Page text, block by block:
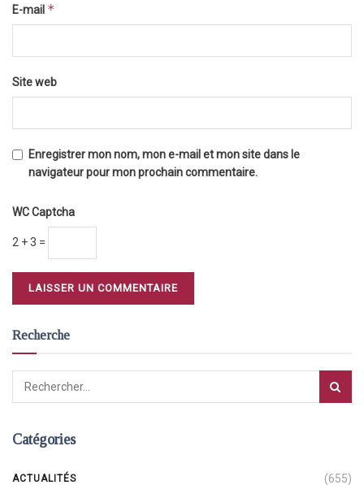
E-mail *
Site web
Enregistrer mon nom, mon e-mail et mon site dans le
navigateur pour mon prochain commentaire.
WC Captcha
2 + 3 =
Recherche
Catégories
ACTUALITÉS (655)